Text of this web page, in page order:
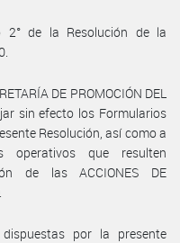
2° de la Resolución de la
DE PROMOCIÓN DEL
sin efecto los Formularios
Resolución, así como a
operativos que resulten
de las ACCIONES DE
dispuestas por la presente